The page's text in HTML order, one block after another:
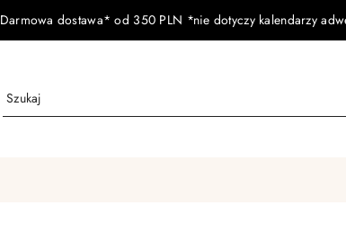
Darmowa dostawa* od 350 PLN *nie dotyczy kalendarzy